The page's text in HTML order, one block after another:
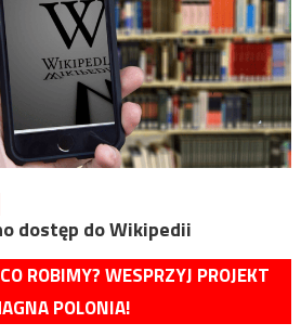
dostęp do Wikipedii
ROBIMY? WESPRZYJ PROJEKT
POLONIA!